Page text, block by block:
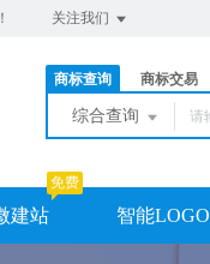
关注我们
商标查询 商标交易
综合查询
建站
免费
智能LOGO